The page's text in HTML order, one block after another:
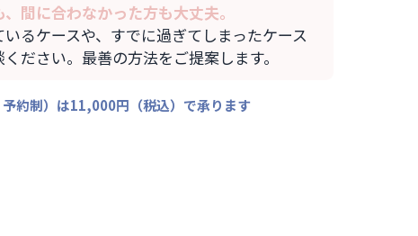
間に合わなかった方も大丈夫。
るケースや、すでに過ぎてしまったケース
ださい。最善の方法をご提案します。
約制）は11,000円（税込）で承ります